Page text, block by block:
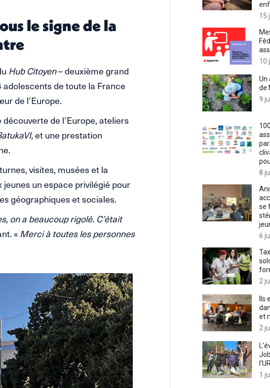
le signe de la
Hub Citoyen– deuxième grand
adolescents de toute la France
de l’Europe.
de l’Europe, ateliers
, et une prestation
visites, musées et la
un espace privilégié pour
géographiques et sociales.
on a beaucoup rigolé. C’était
« Merci à toutes les personnes
15
10
Un
de
9
8
se
6
2
et
2
1